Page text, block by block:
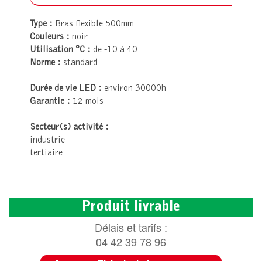
Type : Bras flexible 500mm
Couleurs : noir
Utilisation °C : de -10 à 40
Norme : standard
Durée de vie LED : environ 30000h
Garantie : 12 mois
Secteur(s) activité :
industrie
tertiaire
Produit livrable
Délais et tarifs :
04 42 39 78 96